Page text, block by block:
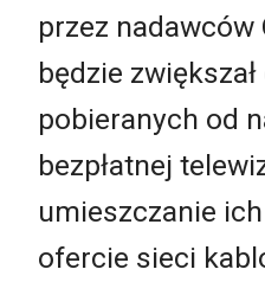
przez nadawców
będzie zwiększał
pobieranych od
bezpłatnej
umieszczanie
ofercie sieci